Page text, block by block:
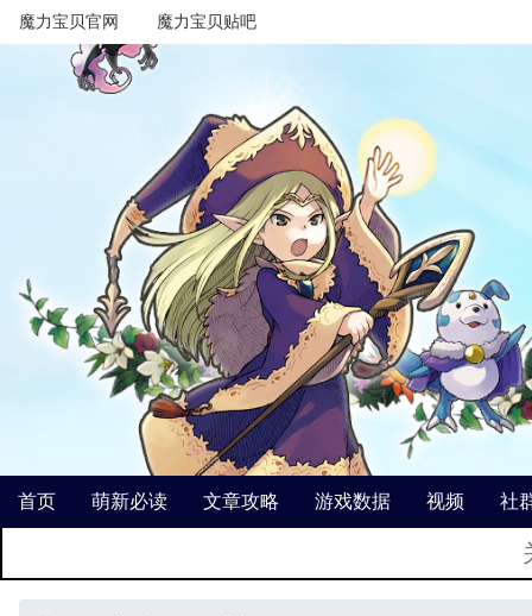
魔力宝贝官网 魔力宝贝贴吧
首页 萌新必读 文章攻略 游戏数据 视频 社